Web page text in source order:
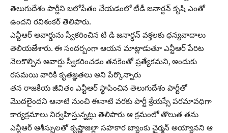
తెలుగుదేశం పార్టీని బలోపేతం చేయడంలో టీడీ జనార్దన్ కృషి ఎంతో
ఉందని రవిశంకర్ తెలిపారు.
ఎన్టీఆర్ అవార్డును స్వీకరించిన టి డి జనార్ధన్ వక్తలకు ధన్యవాదాలు
తెలియజేశారు. ఈ సందర్బంగా ఆయన మాట్లాడుతూ ఎన్టీఆర్ పేరిట
నెలకొల్పిన అవార్డు స్వీకరించడం తనకెంతో ప్రత్యేకమని, అందుకు
రసమయి వారికి కృతజ్ఞతలు అని పేర్కొన్నారు
తన రాజకీయ జీవితం ఎన్టీఆర్ స్థాపించిన తెలుగుదేశం పార్టీతో
మొదలైందని ఆనాటి నుంచి ఈనాటి వరకు పార్టీ శ్రేయస్సే పరమావధిగా
కార్యక్రమాలు నిర్వహిస్తున్నట్లు తెలిపారు ఆ క్రమంలో తొలుత తను
ఎన్టీఆర్ ఆశీస్సులతో కృష్ణాజిల్లా సహకార బ్యాంకు చైర్మన్ అయ్యానని ఆ